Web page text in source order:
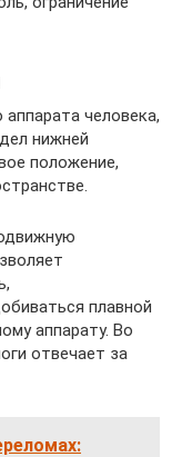
человека,
нижней
положение,
плавной
аппарату. Во
отвечает за